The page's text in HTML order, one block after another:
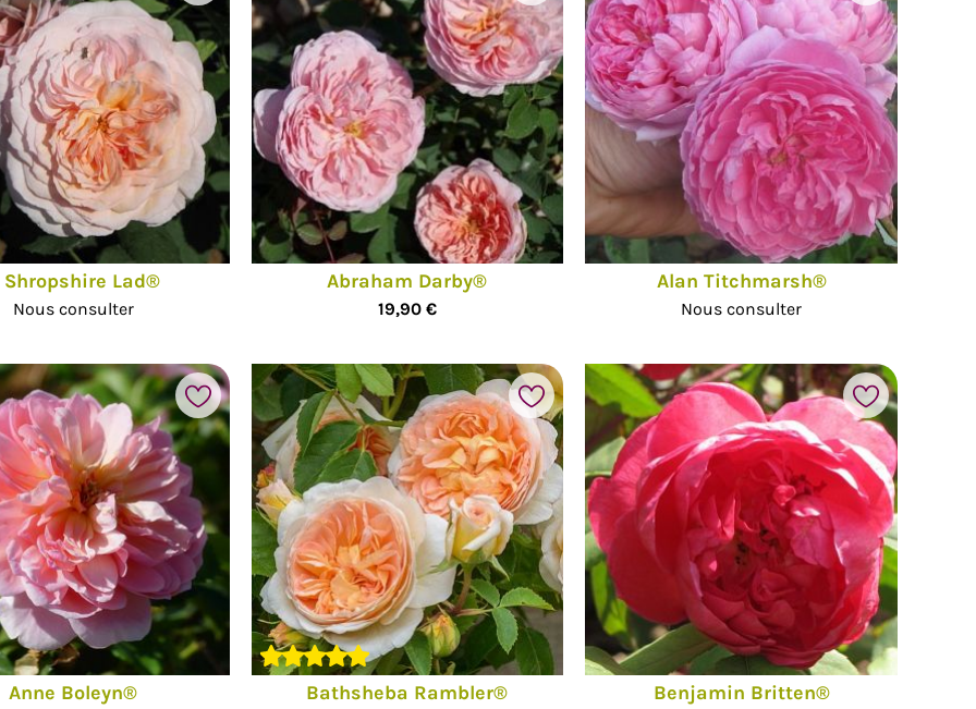
Shropshire Lad®
Nous consulter
Abraham Darby®
19,90 €
Alan Titchmarsh®
Nous consulter
Anne Boleyn® Bathsheba Rambler® Benjamin Britten®
Ajouter à mes favoris